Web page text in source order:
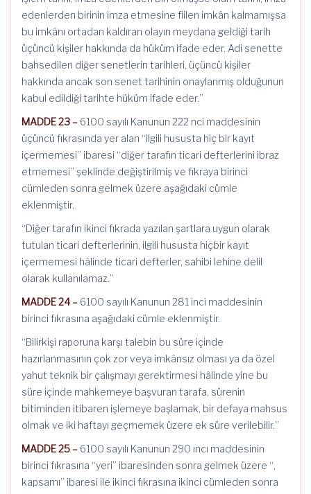
edenlerden birinin imza etmesine fiilen imkân kalmamışsa
bu imkânı ortadan kaldıran olayın meydana geldiği tarih
üçüncü kişiler hakkında da hüküm ifade eder. Adi senette
bahsedilen diğer senetlerin tarihleri, üçüncü kişiler
hakkında ancak son senet tarihinin onaylanmış olduğunun
kabul edildiği tarihte hüküm ifade eder.”
MADDE 23 – 6100 sayılı Kanunun 222 nci maddesinin
üçüncü fıkrasında yer alan “ilgili hususta hiç bir kayıt
içermemesi” ibaresi “diğer tarafın ticari defterlerini ibraz
etmemesi” şeklinde değiştirilmiş ve fıkraya birinci
cümleden sonra gelmek üzere aşağıdaki cümle
eklenmiştir.
“Diğer tarafın ikinci fıkrada yazılan şartlara uygun olarak
tutulan ticari defterlerinin, ilgili hususta hiçbir kayıt
içermemesi hâlinde ticari defterler, sahibi lehine delil
olarak kullanılamaz.”
MADDE 24 – 6100 sayılı Kanunun 281 inci maddesinin
birinci fıkrasına aşağıdaki cümle eklenmiştir.
“Bilirkişi raporuna karşı talebin bu süre içinde
hazırlanmasının çok zor veya imkânsız olması ya da özel
yahut teknik bir çalışmayı gerektirmesi hâlinde yine bu
süre içinde mahkemeye başvuran tarafa, sürenin
bitiminden itibaren işlemeye başlamak, bir defaya mahsus
olmak ve iki haftayı geçmemek üzere ek süre verilebilir.”
MADDE 25 – 6100 sayılı Kanunun 290 ıncı maddesinin
birinci fıkrasına “yeri” ibaresinden sonra gelmek üzere “,
kapsamı” ibaresi ile ikinci fıkrasına ikinci cümleden sonra